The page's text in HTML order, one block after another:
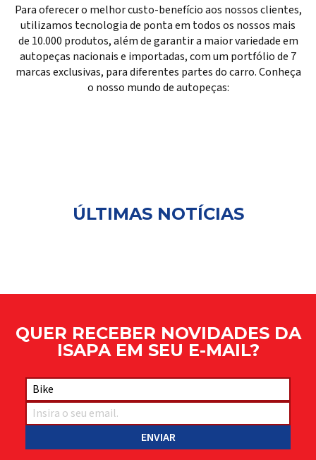
Para oferecer o melhor custo-benefício aos nossos clientes,
utilizamos tecnologia de ponta em todos os nossos mais
de 10.000 produtos, além de garantir a maior variedade em
autopeças nacionais e importadas, com um portfólio de 7
marcas exclusivas, para diferentes partes do carro. Conheça
o nosso mundo de autopeças:
ÚLTIMAS NOTÍCIAS
QUER RECEBER NOVIDADES DA
ISAPA EM SEU E-MAIL?